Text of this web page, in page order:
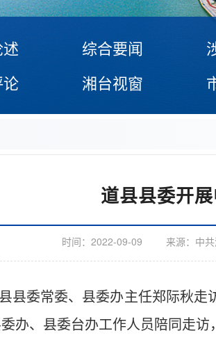
综合要闻
湘台视窗
道县县委开
时间： 2022-09-09 来源： 中
县委常委、县委办主任郑际秋
办、县委台办工作人员陪同走